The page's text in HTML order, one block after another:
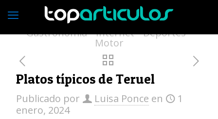
Economía Empresas Vivienda
Moda Turismo Medio ambiente
Gastronomía Internet Deportes
Motor
Platos típicos de Teruel
Publicado por Luisa Ponce en
1
enero, 2024